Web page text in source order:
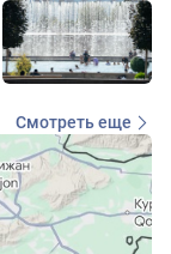
Смотреть еще